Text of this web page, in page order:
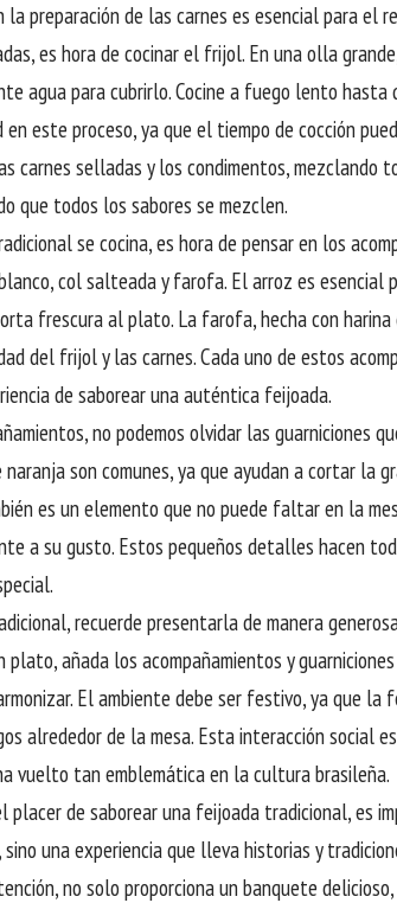
la preparación de las carnes es esencial para el
es hora de cocinar el frijol. En una olla
agua para cubrirlo. Cocine a fuego lento
este proceso, ya que el tiempo de cocción
carnes selladas y los condimentos, mezclando
que todos los sabores se mezclen.
se cocina, es hora de pensar en los
col salteada y farofa. El arroz es esencial
frescura al plato. La farofa, hecha con harina
del frijol y las carnes. Cada uno de estos
de saborear una auténtica feijoada.
no podemos olvidar las guarniciones
naranja son comunes, ya que ayudan a cortar la
es un elemento que no puede faltar en la
a su gusto. Estos pequeños detalles hacen
recuerde presentarla de manera
plato, añada los acompañamientos y
El ambiente debe ser festivo, ya que
alrededor de la mesa. Esta interacción social
vuelto tan emblemática en la cultura brasileña.
placer de saborear una feijoada tradicional, es
una experiencia que lleva historias y
no solo proporciona un banquete